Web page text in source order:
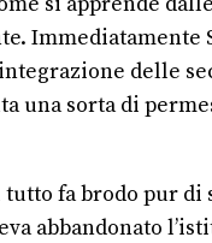
Immediatamente
delle
una sorta di
fa brodo pur
abbandonato